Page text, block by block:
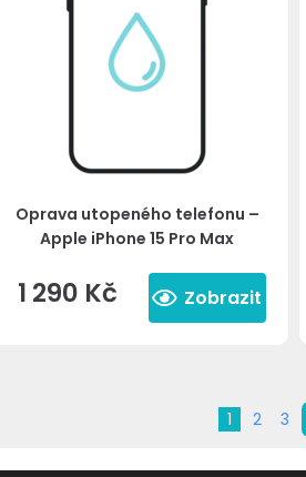
Oprava utopeného telefonu –
Apple iPhone 15 Pro Max
1 290 Kč Zobrazit
1 2 3